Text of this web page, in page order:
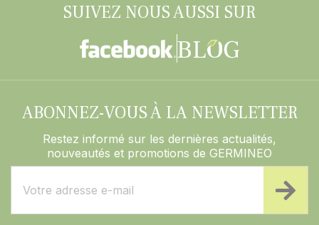
SUIVEZ NOUS AUSSI SUR
ABONNEZ-VOUS À LA NEWSLETTER
Restez informé sur les dernières actualités,
nouveautés et promotions de GERMINEO